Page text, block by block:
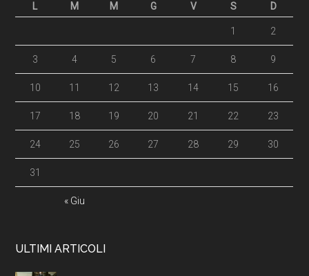
L
M M G V S D
« Giu
1 2
3 4 5 6 7 8 9
10 11 12 13 14 15 16
17 18 19 20 21 22 23
24 25 26 27 28 29 30
31
ULTIMI ARTICOLI